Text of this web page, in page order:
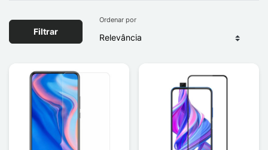
Filtrar
Ordenar por